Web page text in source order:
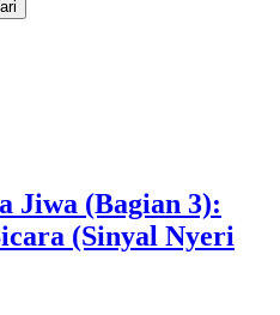
Jiwa (Bagian 3):
(Sinyal Nyeri